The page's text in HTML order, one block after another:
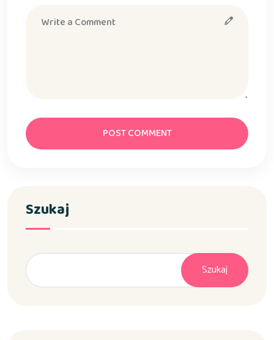
POST COMMENT
Szukaj
Szukaj